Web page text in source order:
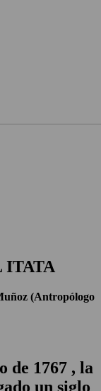
ITATA
(Antropólogo
de 1767 , la
un siglo